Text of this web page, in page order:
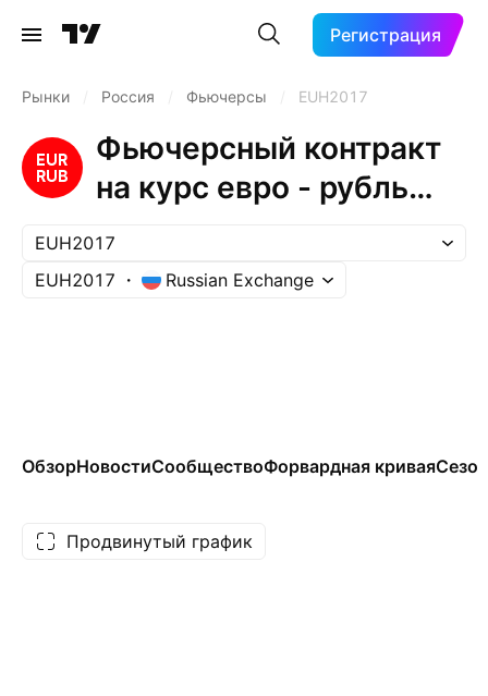
Регистрация
Рынки Россия Фьючерсы EUH2017
Фьючерсный контракт
на курс евро - рубль
(Mar 2017)
EUH2017
EUH2017
Russian Exchange
ОбзорНовостиСообществоФорвардная кривая
Продвинутый график